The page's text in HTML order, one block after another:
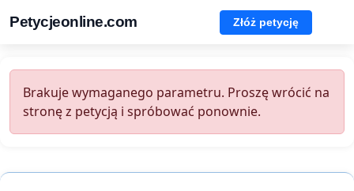
Petycjeonline.com Złóż petycję
Brakuje wymaganego parametru. Proszę wrócić na
stronę z petycją i spróbować ponownie.